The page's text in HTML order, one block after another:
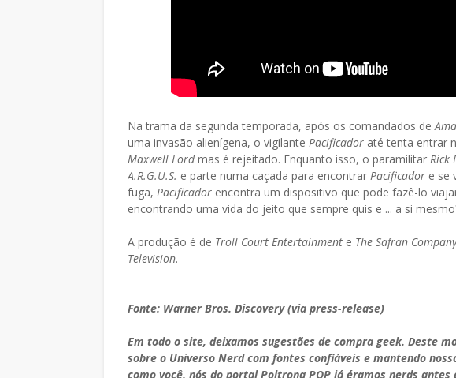
Na trama da segunda temporada, após os comandados de
uma invasão alienígena, o vigilante Pacificador até tenta entrar
Maxwell Lordmas é rejeitado. Enquanto isso, o paramilitar Rick
A.R.G.U.S. e parte numa caçada para encontrar Pacificador e se
fuga, Pacificador encontra um dispositivo que pode fazê-lo
encontrando uma vida do jeito que sempre quis e ... a si
A produção é de Troll Court Entertainment e The Safran Company
Television.
Fonte: Warner Bros. Discovery (via press-release)
Em todo o site, deixamos sugestões de compra geek. Deste
sobre o Universo Nerd com fontes confiáveis e mantendo
como você, nós do portal Poltrona POP já éramos nerds antes